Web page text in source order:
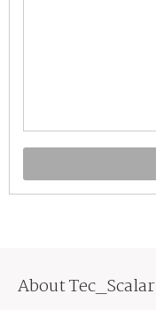
About Tec_Scalar